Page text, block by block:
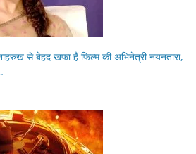
से बेहद खफा हैं फिल्म की अभिनेत्री नयनतारा,